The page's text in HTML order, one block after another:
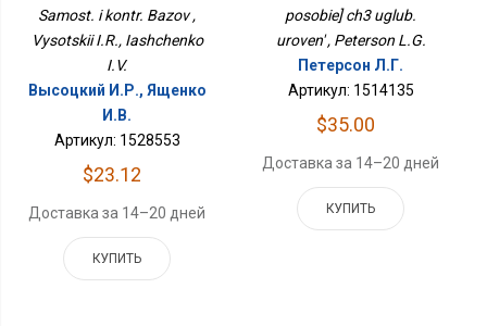
Samost. i kontr. Bazov ,
Vysotskii I.R., Iashchenko
I.V.
Высоцкий И.Р., Ященко
И.В.
Артикул: 1528553
$23.12
Доставка за 14–20 дней
КУПИТЬ
posobie] ch3 uglub.
uroven' , Peterson L.G.
Петерсон Л.Г.
Артикул: 1514135
$35.00
Доставка за 14–20 дней
КУПИТЬ